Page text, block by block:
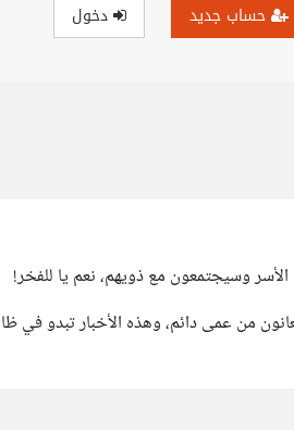
حساب جديد دخول
وسيجتمعون مع ذويهم، نعم يا للفخر!
من عمى دائم، وهذه الأخبار تبدو في